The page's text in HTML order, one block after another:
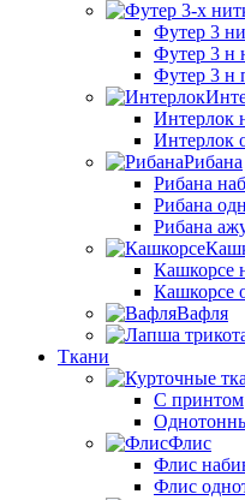
Футер 3
Футер 3 н
Футер 3 н
Интерлок
Интерлок
Рибана
Рибана
Рибана
Рибана
Кашкорсе
Кашкорсе
Вафля
Ткани
С принтом
Флис
Флис
Флис